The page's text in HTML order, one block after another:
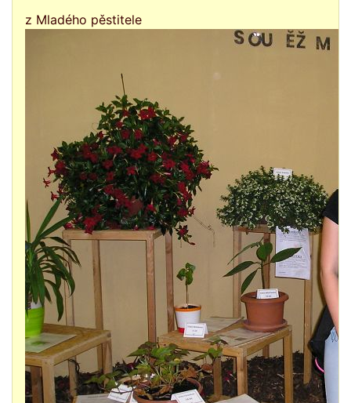
z Mladého pěstitele